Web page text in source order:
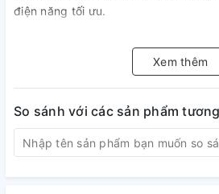
điện năng tối ưu.
Dễ dàng di chuyển
Nồi cơm điện Tiger JCC-2700 được
Xem thêm
So sánh với các sản phẩm